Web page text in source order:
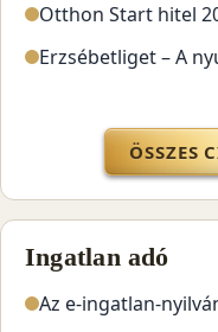
ÖSSZES
Ingatlan adó